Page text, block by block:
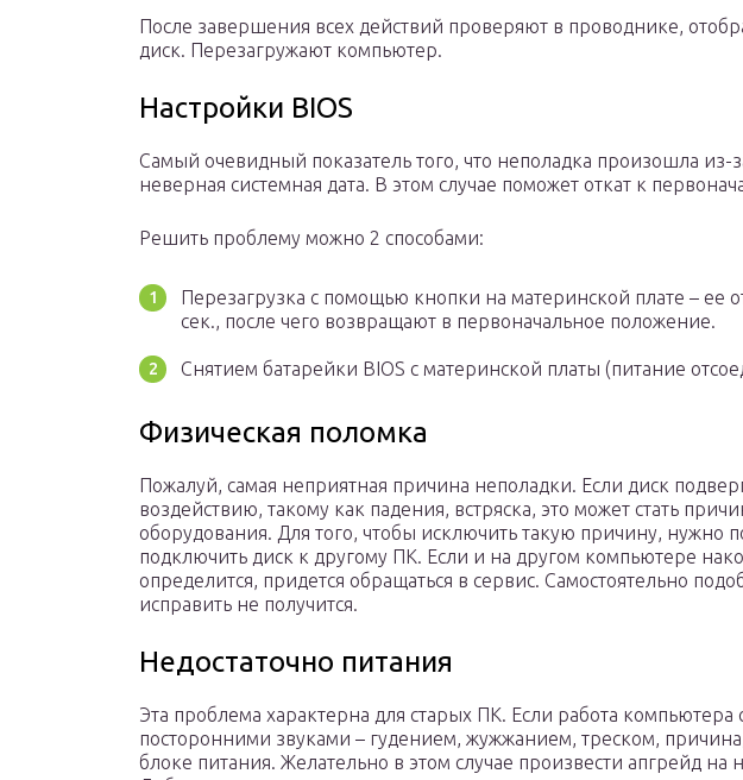
После завершения всех действий проверяют в проводнике,
диск. Перезагружают компьютер.
Настройки BIOS
Самый очевидный показатель того, что неполадка произошла из-
неверная системная дата. В этом случае поможет откат к
Решить проблему можно 2 способами:
Перезагрузка с помощью кнопки на материнской плате – ее
сек., после чего возвращают в первоначальное положение.
Снятием батарейки BIOS с материнской платы (питание
Физическая поломка
Пожалуй, самая неприятная причина неполадки. Если диск
воздействию, такому как падения, встряска, это может стать
оборудования. Для того, чтобы исключить такую причину, нужно
подключить диск к другому ПК. Если и на другом компьютере
определится, придется обращаться в сервис. Самостоятельно
исправить не получится.
Недостаточно питания
Эта проблема характерна для старых ПК. Если работа компьютера
посторонними звуками – гудением, жужжанием, треском,
блоке питания. Желательно в этом случае произвести апгрейд на